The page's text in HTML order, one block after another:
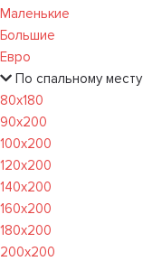
Маленькие
Большие
Евро
По спальному месту
80х180
90х200
100х200
120x200
140х200
160х200
180х200
200х200